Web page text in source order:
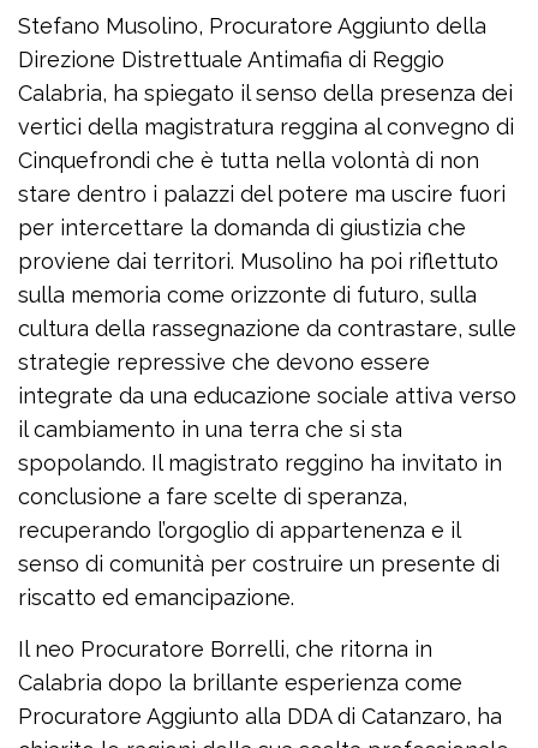
Stefano Musolino, Procuratore Aggiunto della
Direzione Distrettuale Antimafia di Reggio
Calabria, ha spiegato il senso della presenza dei
vertici della magistratura reggina al convegno di
Cinquefrondi che è tutta nella volontà di non
stare dentro i palazzi del potere ma uscire fuori
per intercettare la domanda di giustizia che
proviene dai territori. Musolino ha poi riflettuto
sulla memoria come orizzonte di futuro, sulla
cultura della rassegnazione da contrastare, sulle
strategie repressive che devono essere
integrate da una educazione sociale attiva verso
il cambiamento in una terra che si sta
spopolando. Il magistrato reggino ha invitato in
conclusione a fare scelte di speranza,
recuperando l’orgoglio di appartenenza e il
senso di comunità per costruire un presente di
riscatto ed emancipazione.
Il neo Procuratore Borrelli, che ritorna in
Calabria dopo la brillante esperienza come
Procuratore Aggiunto alla DDA di Catanzaro, ha